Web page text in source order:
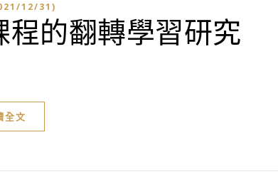
12/31)
程的翻轉學習研究
全文